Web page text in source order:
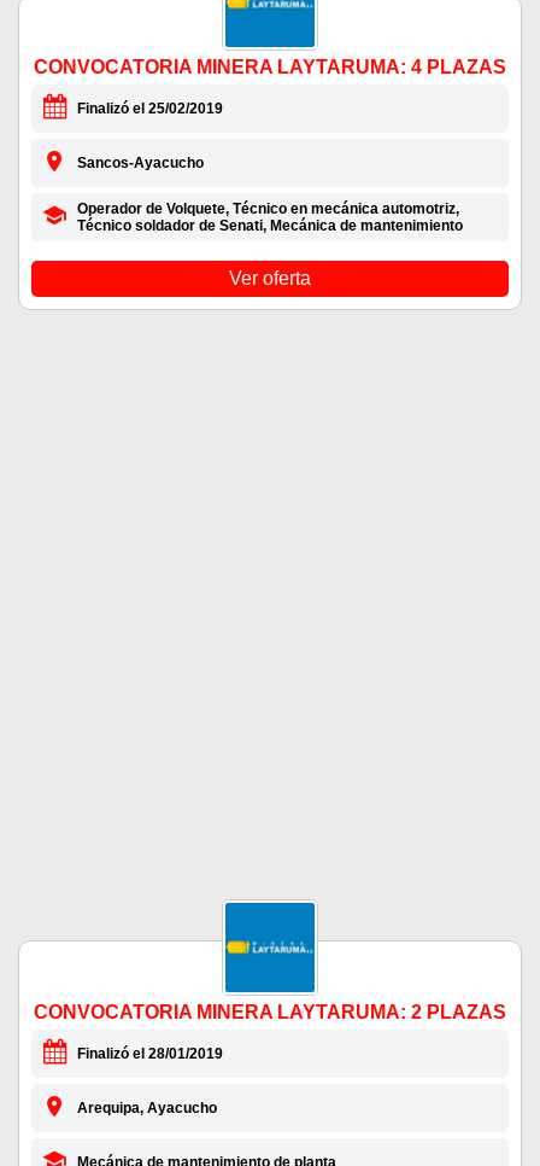
CONVOCATORIA MINERA LAYTARUMA: 4 PLAZAS
Finalizó el 25/02/2019
Sancos-Ayacucho
Operador de Volquete, Técnico en mecánica automotriz,
Técnico soldador de Senati, Mecánica de mantenimiento
Ver oferta
CONVOCATORIA MINERA LAYTARUMA: 2 PLAZAS
Finalizó el 28/01/2019
Arequipa, Ayacucho